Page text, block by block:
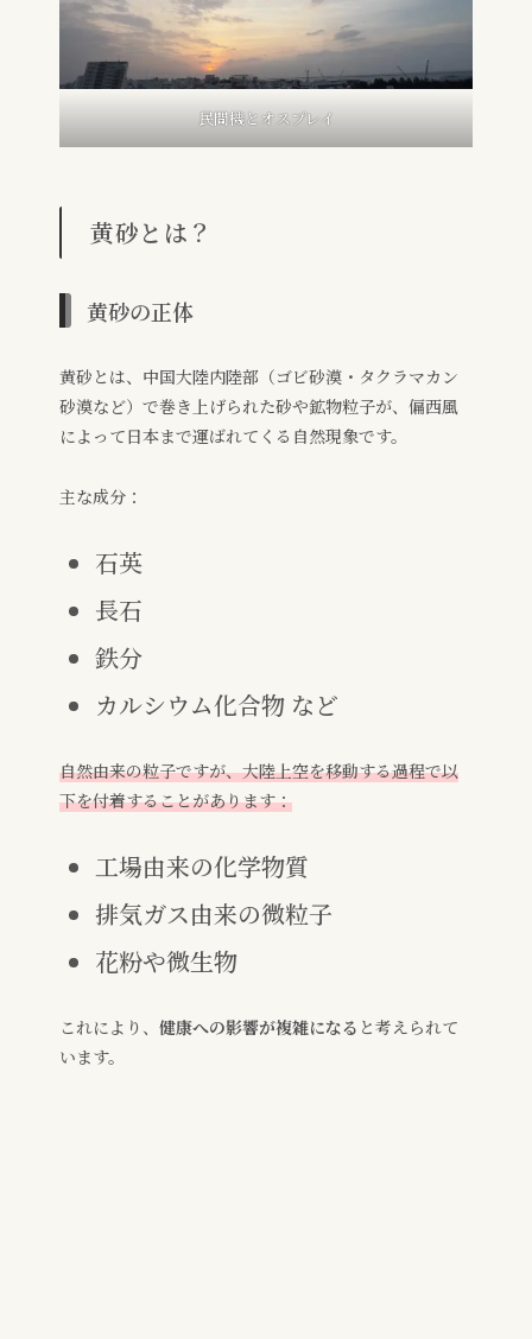
民間機とオスプレイ
黄砂とは？
黄砂の正体
黄砂とは、中国大陸内陸部（ゴビ砂漠・タクラマカン
砂漠など）で巻き上げられた砂や鉱物粒子が、偏西風
によって日本まで運ばれてくる自然現象です。
主な成分：
石英
長石
鉄分
カルシウム化合物 など
自然由来の粒子ですが、大陸上空を移動する過程で以
下を付着することがあります：
工場由来の化学物質
排気ガス由来の微粒子
花粉や微生物
これにより、 健康への影響が複雑になる と考えられて
います。